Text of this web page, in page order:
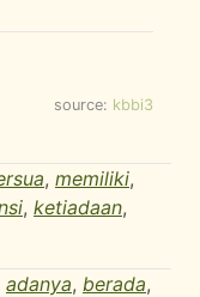
source: kbbi3
, memiliki,
, ketiadaan,
adanya, berada,